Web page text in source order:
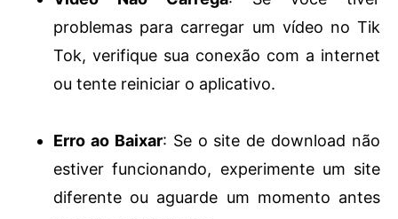
problemas para carregar um vídeo no Tik
Tok, verifique sua conexão com a internet
ou tente reiniciar o aplicativo.
Erro ao Baixar: Se o site de download não
estiver funcionando, experimente um site
diferente ou aguarde um momento antes